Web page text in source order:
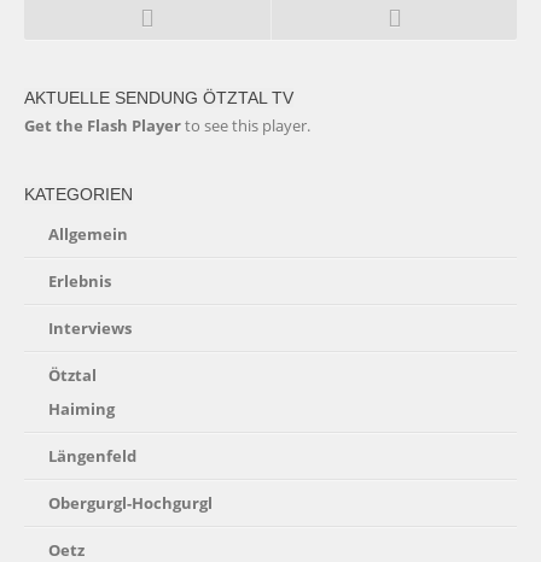
AKTUELLE SENDUNG ÖTZTAL TV
Get the Flash Playerto see this player.
KATEGORIEN
Allgemein
Erlebnis
Interviews
Ötztal
Haiming
Längenfeld
Obergurgl-Hochgurgl
Oetz